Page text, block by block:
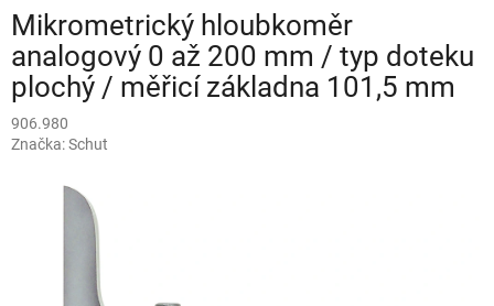
Mikrometrický hloubkoměr
analogový 0 až 200 mm / typ doteku
plochý / měřicí základna 101,5 mm
906.980
Značka:Schut